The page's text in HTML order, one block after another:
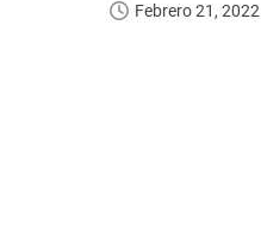
Febrero 21, 2022